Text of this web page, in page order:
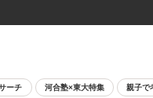
ーチ 河合塾×東大特集 親子で